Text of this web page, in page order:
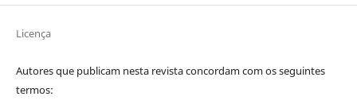
Licença
Autores que publicam nesta revista concordam com os seguintes
termos: